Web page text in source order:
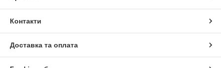
Контакти
Доставка та оплата